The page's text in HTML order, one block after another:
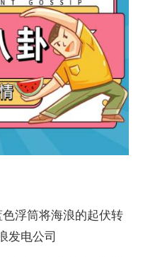
浮筒将海浪的起伏转
发电公司